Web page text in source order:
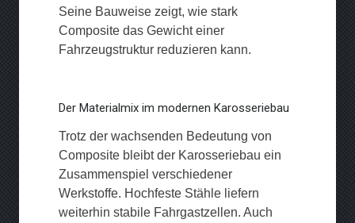
Seine Bauweise zeigt, wie stark
Composite das Gewicht einer
Fahrzeugstruktur reduzieren kann.
Der Materialmix im modernen Karosseriebau
Trotz der wachsenden Bedeutung von
Composite bleibt der Karosseriebau ein
Zusammenspiel verschiedener
Werkstoffe. Hochfeste Stähle liefern
weiterhin stabile Fahrgastzellen. Auch